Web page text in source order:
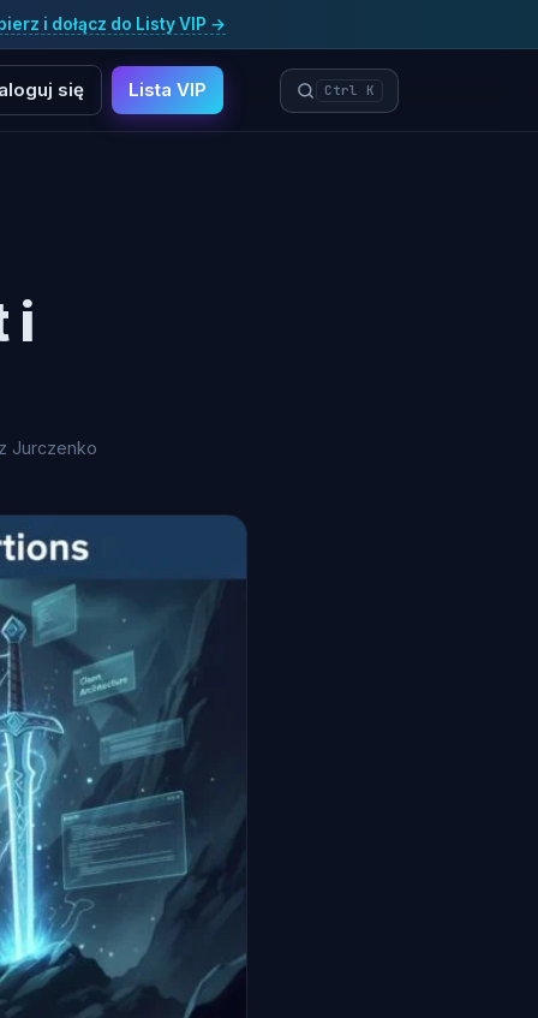
i dołącz do Listy VIP →
się Lista VIP Ctrl K
i
Jurczenko